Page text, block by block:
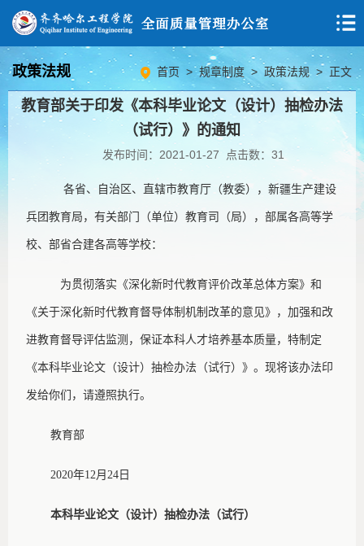
政策法规 首页 >规章制度 > 政策法规> 正文
教育部关于印发《本科毕业论文（设计）抽检办法
（试行）》的通知
发布时间：2021-01-27 点击数： 31
各省、自治区、直辖市教育厅（教委），新疆生产建设
兵团教育局，有关部门（单位）教育司（局），部属各高等学
校、部省合建各高等学校：
为贯彻落实《深化新时代教育评价改革总体方案》和
《关于深化新时代教育督导体制机制改革的意见》，加强和改
进教育督导评估监测，保证本科人才培养基本质量，特制定
《本科毕业论文（设计）抽检办法（试行）》。现将该办法印
发给你们，请遵照执行。
教育部
2020年12月24日
本科毕业论文（设计）抽检办法（试行）